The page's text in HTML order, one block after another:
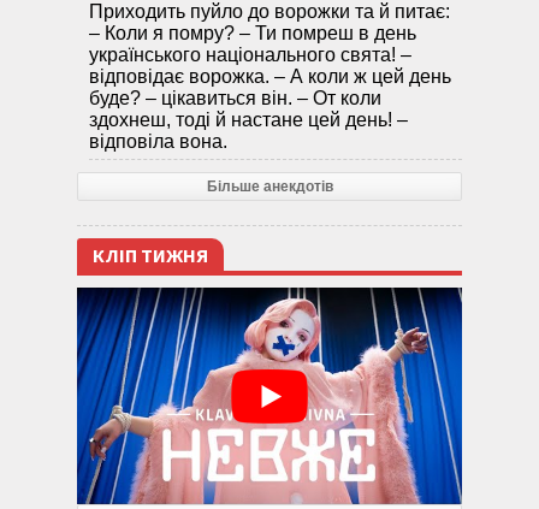
Приходить пуйло до ворожки та й питає:
– Коли я помру? – Ти помреш в день
українського національного свята! –
відповідає ворожка. – А коли ж цей день
буде? – цікавиться він. – От коли
здохнеш, тоді й настане цей день! –
відповіла вона.
Більше анекдотів
КЛІП ТИЖНЯ